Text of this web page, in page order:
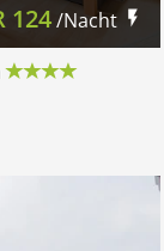
124/Nacht